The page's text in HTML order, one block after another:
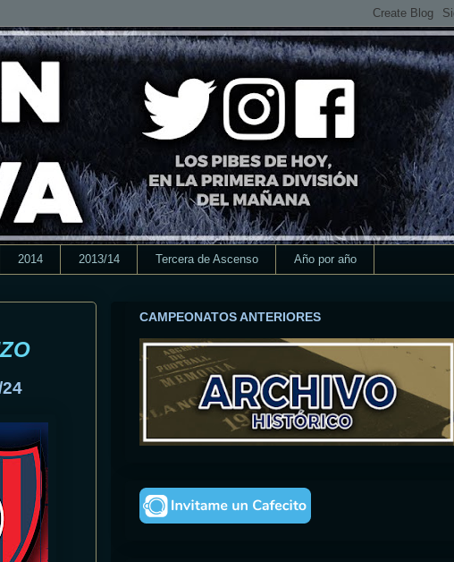
2014 2013/14 Tercera de Ascenso Año por año
CAMPEONATOS ANTERIORES